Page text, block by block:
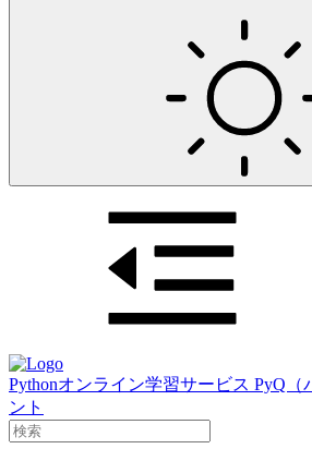
Pythonオンライン学習サービス PyQ（
ント